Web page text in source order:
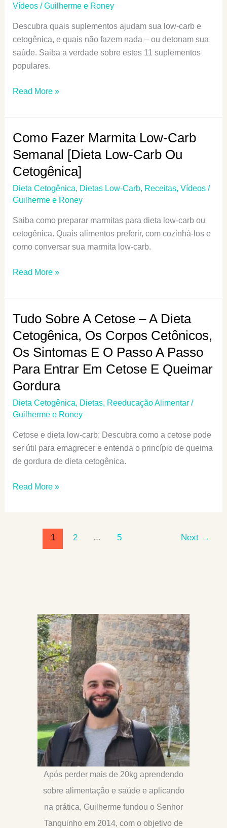
E
Em
Uma
Dieta
Cetogênica
E
Fugir
Listas
De
“Proibidos”
Vídeos/Guilherme e Roney
Descubra quais suplementos ajudam sua low-carb e
cetogênica, e quais não fazem nada – ou detonam sua
saúde. Saiba a verdade sobre estes 11 suplementos
populares.
Suplementos
Dieta
Carb
E
Cetogênica:
Os
Melhores
Os
Piores
Read More »
Como Fazer Marmita Low-Carb
Semanal [Dieta Low-Carb Ou
Cetogênica]
Dieta Cetogênica, Dietas Low-Carb, Receitas, Vídeos/
Guilherme e Roney
Saiba como preparar marmitas para dieta low-carb ou
cetogênica. Quais alimentos preferir, com cozinhá-los e
como conversar sua marmita low-carb.
Como
Marmita
Carb
Semanal
[Dieta
Low-
Ou
Cetogênica]
Read More »
Tudo Sobre A Cetose – A Dieta
Cetogênica, Os Corpos Cetônicos,
Os Sintomas E O Passo A Passo
Para Entrar Em Cetose E Queimar
Gordura
Dieta Cetogênica, Dietas, Reeducação Alimentar/
Guilherme e Roney
Cetose e dieta low-carb: Descubra como a cetose pode
ser útil para emagrecer e entenda o princípio de queima
de gordura de dieta cetogênica.
Tudo
Cetônicos,
Sintomas
Cetose
Read More »
1 2 … 5 Next →
Após perder mais de 20kg aprendendo
sobre alimentação e saúde e aplicando
na prática, Guilherme fundou o Senhor
Tanquinho em 2014, com o objetivo de